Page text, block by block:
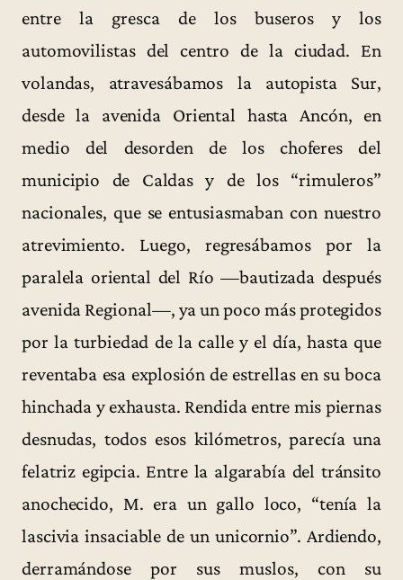
entre la gresca de los buseros y los
automovilistas del centro de la ciudad. En
volandas, atravesábamos la autopista Sur,
desde la avenida Oriental hasta Ancón, en
medio del desorden de los choferes del
municipio de Caldas y de los “rimuleros”
nacionales, que se entusiasmaban con nuestro
atrevimiento. Luego, regresábamos por la
paralela oriental del Río —bautizada después
avenida Regional—, ya un poco más protegidos
por la turbiedad de la calle y el día, hasta que
reventaba esa explosión de estrellas en su boca
hinchada y exhausta. Rendida entre mis piernas
desnudas, todos esos kilómetros, parecía una
felatriz egipcia. Entre la algarabía del tránsito
anochecido, M. era un gallo loco, “tenía la
lascivia insaciable de un unicornio”. Ardiendo,
derramándose por sus muslos, con su